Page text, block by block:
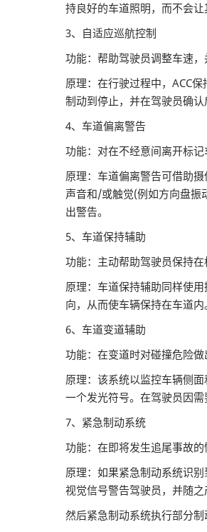
持良好的车道照明，而不会让
3、自适应巡航控制
功能：帮助驾驶员调整车速，
原理：在行驶过程中，ACC
制动到停止，并在驾驶员确认
4、车道偏离警告
功能：对在不经意间离开标
原理：车道偏离警告可借助
声音和/或触觉(例如方向盘振
出警告。
5、车道保持辅助
功能：主动帮助驾驶员保持
原理：车道保持辅助同样使
向，从而使车辆保持在车道
6、车道变道辅助
功能：在变道时对碰撞危险
原理：该系统以监控车辆侧
一个发光符号。在驾驶员因
7、紧急制动系统
功能：在即将发生追尾事故
原理：如果紧急制动系统识
视觉信号警告驾驶员，并随之
然后紧急制动系统执行部分